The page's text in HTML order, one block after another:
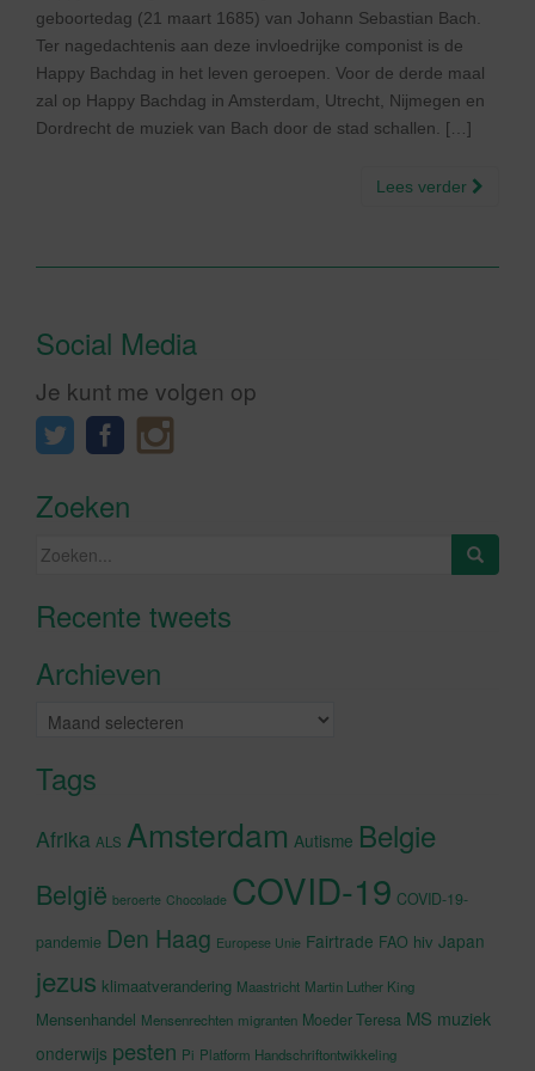
geboortedag (21 maart 1685) van Johann Sebastian Bach.
Ter nagedachtenis aan deze invloedrijke componist is de
Happy Bachdag in het leven geroepen. Voor de derde maal
zal op Happy Bachdag in Amsterdam, Utrecht, Nijmegen en
Dordrecht de muziek van Bach door de stad schallen. […]
Lees verder
Social Media
Je kunt me volgen op
Zoeken
Zoeken
Recente tweetsKlik om marketing cookies te
Archieven
Archieven
Tags
Afrika ALS Amsterdam Autisme Belgie
België beroerte Chocolade COVID-19 COVID-19-
pandemie Den Haag Europese Unie Fairtrade FAO hiv Japan
jezus klimaatverandering Maastricht Martin Luther King
Mensenhandel Mensenrechten migranten Moeder Teresa MS muziek
onderwijs pesten Pi Platform Handschriftontwikkeling